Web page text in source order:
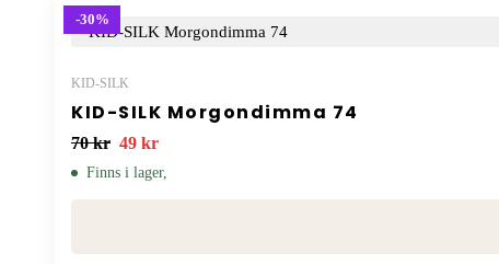
-30%
KID-SILK
KID-SILK Morgondimma 74
70kr 49 kr
Finns i lager,